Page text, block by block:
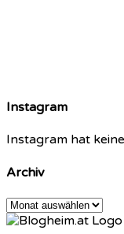
Instagram
Instagram hat
Archiv
Archiv